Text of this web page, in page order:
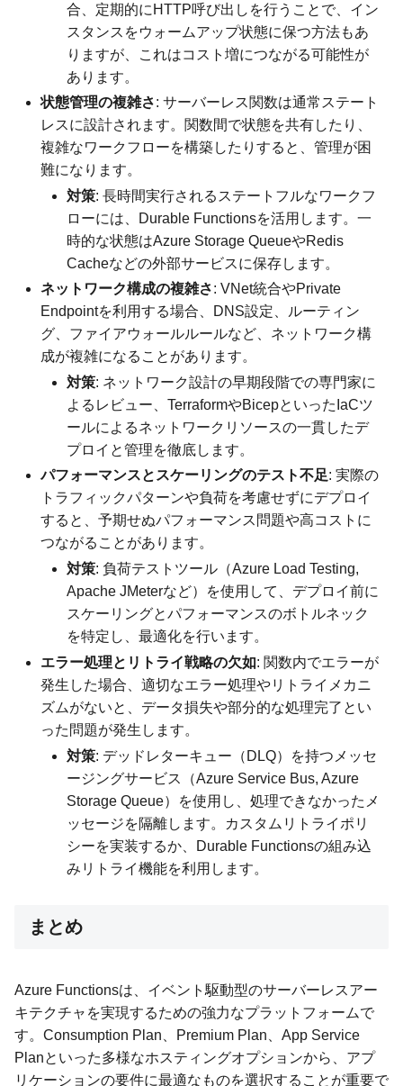
合、定期的にHTTP呼び出しを行うことで、イン
スタンスをウォームアップ状態に保つ方法もあ
りますが、これはコスト増につながる可能性が
あります。
状態管理の複雑さ: サーバーレス関数は通常ステート
レスに設計されます。関数間で状態を共有したり、
複雑なワークフローを構築したりすると、管理が困
難になります。
対策: 長時間実行されるステートフルなワークフ
ローには、Durable Functionsを活用します。一
時的な状態はAzure Storage QueueやRedis
Cacheなどの外部サービスに保存します。
ネットワーク構成の複雑さ: VNet統合やPrivate
Endpointを利用する場合、DNS設定、ルーティン
グ、ファイアウォールルールなど、ネットワーク構
成が複雑になることがあります。
対策: ネットワーク設計の早期段階での専門家に
よるレビュー、TerraformやBicepといったIaCツ
ールによるネットワークリソースの一貫したデ
プロイと管理を徹底します。
パフォーマンスとスケーリングのテスト不足: 実際の
トラフィックパターンや負荷を考慮せずにデプロイ
すると、予期せぬパフォーマンス問題や高コストに
つながることがあります。
対策: 負荷テストツール（Azure Load Testing,
Apache JMeterなど）を使用して、デプロイ前に
スケーリングとパフォーマンスのボトルネック
を特定し、最適化を行います。
エラー処理とリトライ戦略の欠如: 関数内でエラーが
発生した場合、適切なエラー処理やリトライメカニ
ズムがないと、データ損失や部分的な処理完了とい
った問題が発生します。
対策: デッドレターキュー（DLQ）を持つメッセ
ージングサービス（Azure Service Bus, Azure
Storage Queue）を使用し、処理できなかったメ
ッセージを隔離します。カスタムリトライポリ
シーを実装するか、Durable Functionsの組み込
みリトライ機能を利用します。
まとめ
Azure Functionsは、イベント駆動型のサーバーレスアー
キテクチャを実現するための強力なプラットフォームで
す。Consumption Plan、Premium Plan、App Service
Planといった多様なホスティングオプションから、アプ
リケーションの要件に最適なものを選択することが重要で